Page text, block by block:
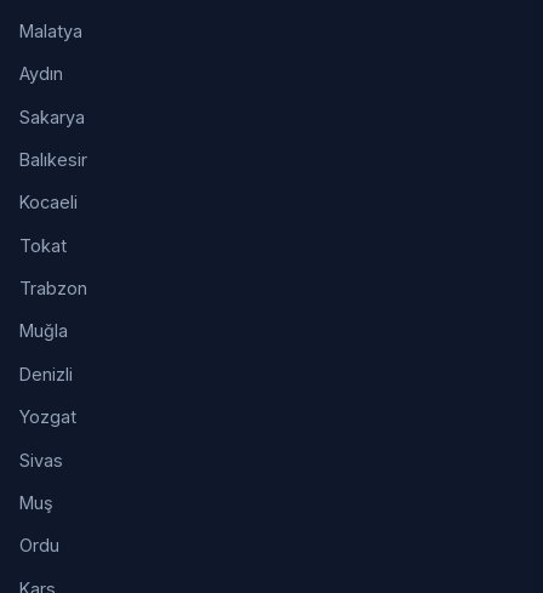
Malatya
Aydın
Sakarya
Balıkesir
Kocaeli
Tokat
Trabzon
Muğla
Denizli
Yozgat
Sivas
Muş
Ordu
Kars